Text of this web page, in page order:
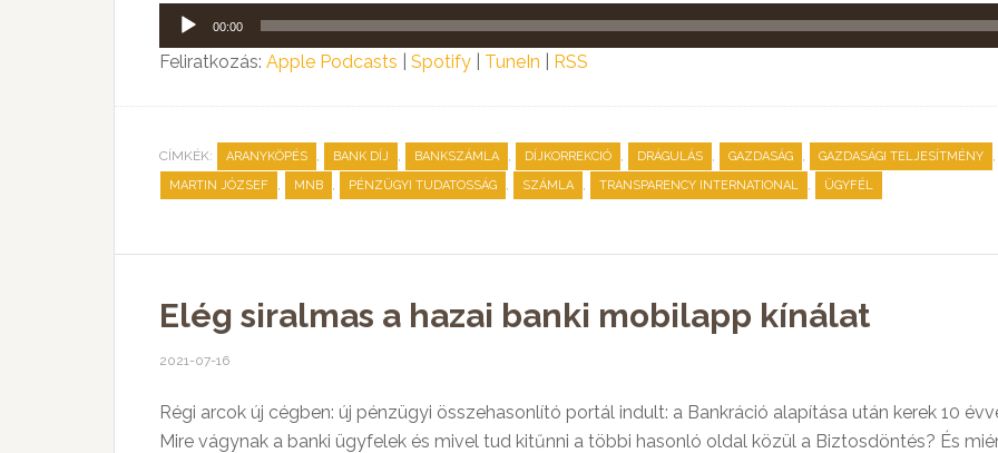
Audió
lejátszó
00:00
Feliratkozás: Apple Podcasts Spotify TuneIn RSS
CÍMKÉK: ARANYKÖPÉS , BANK DÍJ , BANKSZÁMLA , DÍJKORREKCIÓ , DRÁGULÁS , GAZDASÁG , GAZDASÁGI TELJESÍTMÉNY ,
MARTIN JÓZSEF , MNB , PÉNZÜGYI TUDATOSSÁG , SZÁMLA , TRANSPARENCY INTERNATIONAL , ÜGYFÉL
Elég siralmas a hazai banki mobilapp kínálat
2021-07-16
Régi arcok új cégben: új pénzügyi összehasonlító portál indult: a Bankráció alapítása után kerek 10
Mire vágynak a banki ügyfelek és mivel tud kitűnni a többi hasonló oldal közül a Biztosdöntés? És